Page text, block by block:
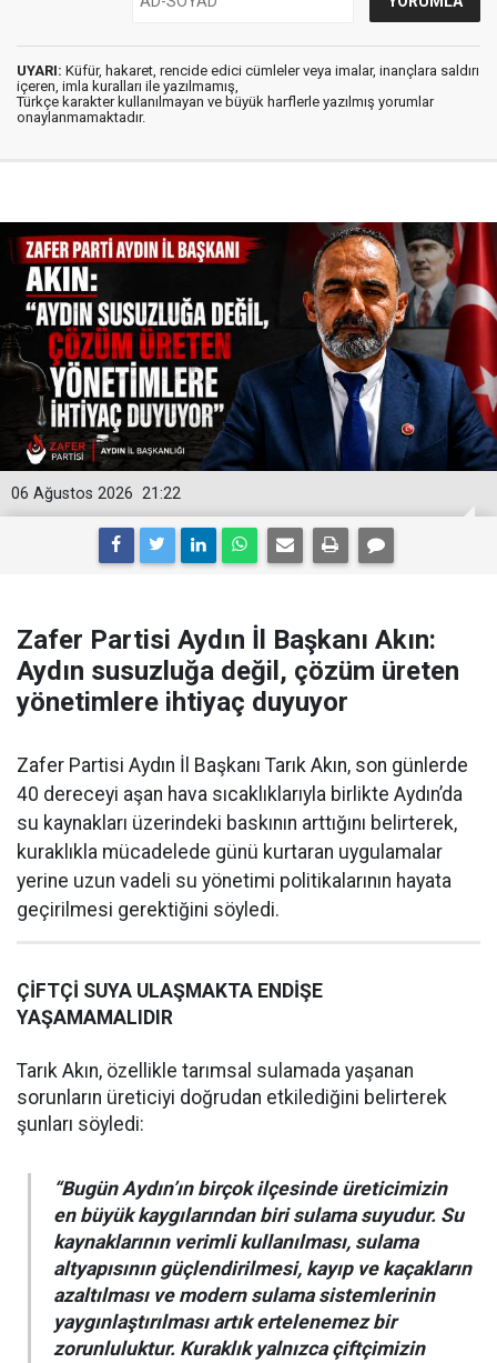
UYARI: Küfür, hakaret, rencide edici cümleler veya imalar, inançlara saldırı
içeren, imla kuralları ile yazılmamış,
Türkçe karakter kullanılmayan ve büyük harflerle yazılmış yorumlar
onaylanmamaktadır.
21:22
06 Ağustos 2026
Zafer Partisi Aydın İl Başkanı Akın:
Aydın susuzluğa değil, çözüm üreten
yönetimlere ihtiyaç duyuyor
Zafer Partisi Aydın İl Başkanı Tarık Akın, son günlerde
40 dereceyi aşan hava sıcaklıklarıyla birlikte Aydın’da
su kaynakları üzerindeki baskının arttığını belirterek,
kuraklıkla mücadelede günü kurtaran uygulamalar
yerine uzun vadeli su yönetimi politikalarının hayata
geçirilmesi gerektiğini söyledi.
ÇİFTÇİ SUYA ULAŞMAKTA ENDİŞE
YAŞAMAMALIDIR
Tarık Akın, özellikle tarımsal sulamada yaşanan
sorunların üreticiyi doğrudan etkilediğini belirterek
şunları söyledi:
“Bugün Aydın’ın birçok ilçesinde üreticimizin
en büyük kaygılarından biri sulama suyudur. Su
kaynaklarının verimli kullanılması, sulama
altyapısının güçlendirilmesi, kayıp ve kaçakların
azaltılması ve modern sulama sistemlerinin
yaygınlaştırılması artık ertelenemez bir
zorunluluktur. Kuraklık yalnızca çiftçimizin